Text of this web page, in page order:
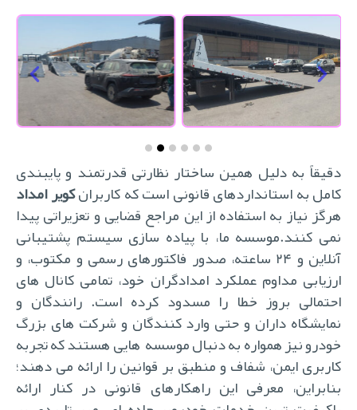
دقیقاً به دلیل همین ساختار نظارتی قدرتمند و پایبندی
کامل به استانداردهای قانونی است که کاربرانکویر امداد
هرگز نیاز به استفاده از این مراجع قضایی و تعزیراتی پیدا
نمی کنند.موسسه ما، با پیاده سازی سیستم پشتیبانی
آنلاین و ۲۴ ساعته، صدور فاکتورهای رسمی و مکتوب، و
ارزیابی مداوم عملکرد امدادگران خود، تمامی کانال های
احتمالی بروز خطا را مسدود کرده است. رانندگان و
نمایشگاه داران و حتی وارد کنندگان و شرکت های بزرگ
خودرو نیز همواره به دنبال موسسه هایی هستند که تجربه
کاربری ایمن، شفاف و منطبق بر قوانین را ارائه می دهند؛
بنابراین، معرفی این راهکارهای قانونی در کنار ارائه